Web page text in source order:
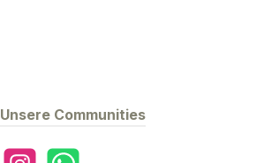
Unsere Communities